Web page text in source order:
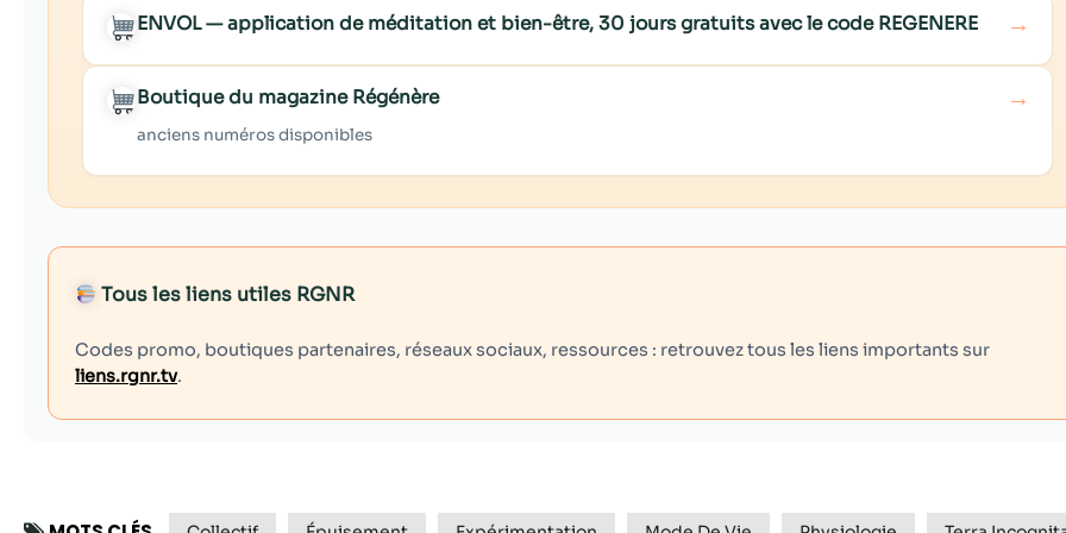
ENVOL — application de méditation et bien-être, 30 jours gratuits avec le code REGENERE →
Boutique du magazine Régénère
anciens numéros disponibles
→
Tous les liens utiles RGNR
Codes promo, boutiques partenaires, réseaux sociaux, ressources : retrouvez tous les liens importants sur
liens.rgnr.tv.